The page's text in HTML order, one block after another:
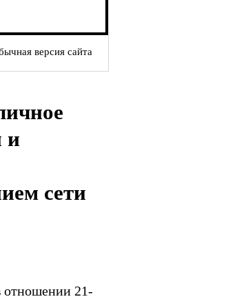
версия сайта
и
сети
отношении 21-